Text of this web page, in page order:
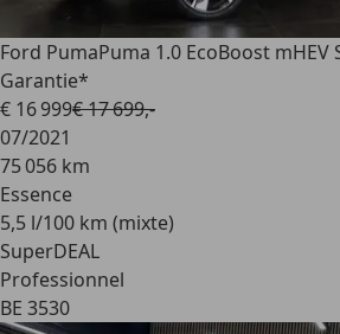
Ford PumaPuma 1.0 EcoBoost mHEV
Garantie*
€ 16 999€ 17 699,-
07/2021
75 056 km
Essence
5,5 l/100 km (mixte)
SuperDEAL
Professionnel
BE 3530